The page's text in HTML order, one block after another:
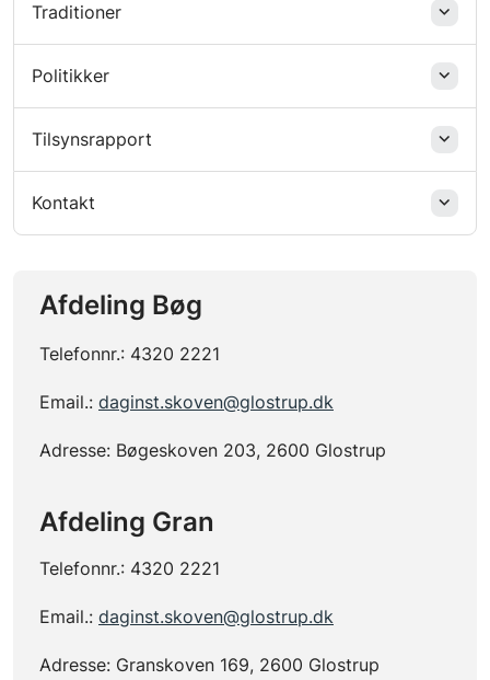
Traditioner
Politikker
Tilsynsrapport
Kontakt
Afdeling Bøg
Telefonnr.: 4320 2221
Email.: daginst.skoven@glostrup.dk
Adresse: Bøgeskoven 203, 2600 Glostrup
Afdeling Gran
Telefonnr.: 4320 2221
Email.: daginst.skoven@glostrup.dk
Adresse: Granskoven 169, 2600 Glostrup